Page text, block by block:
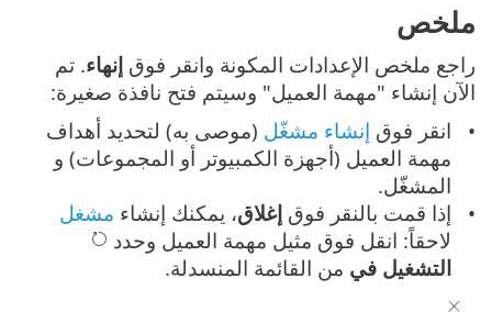
ملخص
راجع ملخص الإعدادات المكونة وانقر فوق إنهاء. تم
الآن إنشاء "مهمة العميل" وسيتم فتح نافذة صغيرة:
انقر فوق إنشاء مشغّل (موصى به) لتحديد أهداف
مهمة العميل (أجهزة الكمبيوتر أو المجموعات) و
المشغّل.
إذا قمت بالنقر فوقإغلاق، يمكنك إنشاء مشغل
لاحقاً: انقل فوق مثيل مهمة العميل وحدد
التشغيل في من القائمة المنسدلة.